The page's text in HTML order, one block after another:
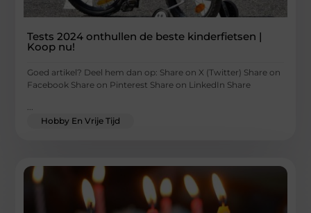
Tests 2024 onthullen de beste kinderfietsen |
Koop nu!
Goed artikel? Deel hem dan op: Share on X (Twitter) Share on
Facebook Share on Pinterest Share on LinkedIn Share
...
Hobby En Vrije Tijd